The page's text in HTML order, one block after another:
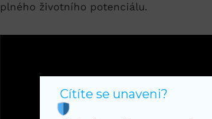
plného životního potenciálu.
Cítíte se unaveni?